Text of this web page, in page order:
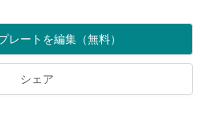
レートを編集（無料）
シェア